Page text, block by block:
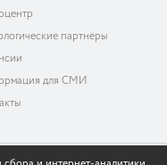
партнёры
для СМИ